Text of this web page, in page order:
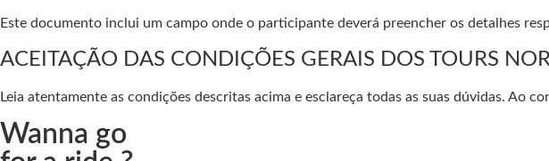
Este documento inclui um campo onde o participante deverá preencher os detalhes
ACEITAÇÃO DAS CONDIÇÕES GERAIS DOS TOURS
Leia atentamente as condições descritas acima e esclareça todas as suas dúvidas. Ao
Wanna go